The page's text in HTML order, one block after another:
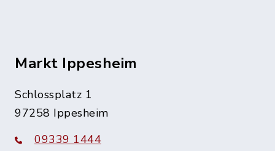
Markt Ippesheim
Schlossplatz 1
97258 Ippesheim
09339 1444